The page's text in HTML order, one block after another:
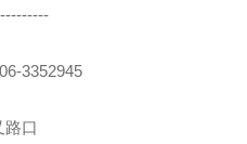
3352945
路口